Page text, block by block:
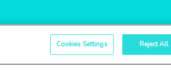
Cookies Settings Reject All